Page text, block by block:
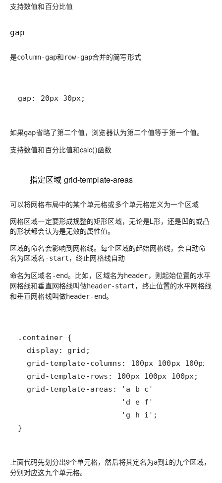
支持数值和百分比值
gap
是column-gap和row-gap合并的简写形式
gap: 20px 30px;
如果gap省略了第二个值，浏览器认为第二个值等于第一个值。
支持数值和百分比值和calc()函数
指定区域 grid-template-areas
可以将网格布局中的某个单元格或多个单元格定义为一个区域
网格区域一定要形成规整的矩形区域，无论是L形，还是凹的或凸
的形状都会认为是无效的属性值。
区域的命名会影响到网格线。每个区域的起始网格线，会自动命
名为区域名-start，终止网格线自动
命名为区域名-end。比如，区域名为header，则起始位置的水平
网格线和垂直网格线叫做header-start，终止位置的水平网格线
和垂直网格线叫做header-end。
}
上面代码先划分出9个单元格，然后将其定名为a到i 的九个区域，
分别对应这九个单元格。